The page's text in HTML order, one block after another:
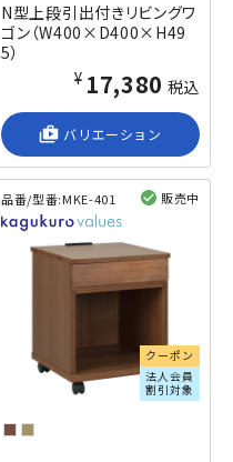
N型上段引出付きリビングワ
ゴン（W400×D400×H49
5）
¥17,380 税込
shop_2 バリエーション
品番/型番:MKE-401 販売中
クーポン
法人会員
割引対象